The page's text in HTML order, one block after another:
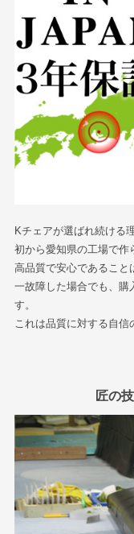
Kチェアが選ばれ続ける
初から愛知県の工場で作
高品質で安心であること
一故障した場合でも、購
す。
これは品質に対する自信
匠の